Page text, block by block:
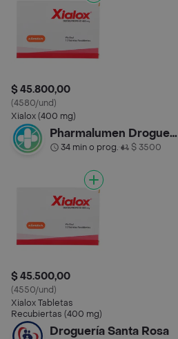
$ 45.800,00
(4580/und)
Xialox (400 mg)
Pharmalumen Drogueria Castellana
34 min o prog.• $ 3500
$ 45.500,00
(4550/und)
Xialox Tabletas
Recubiertas (400 mg)
Droguería Santa Rosa